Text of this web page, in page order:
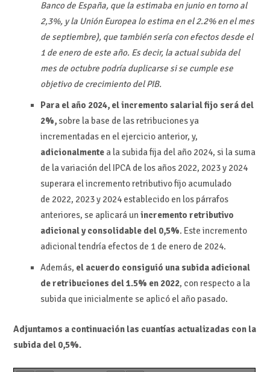
Banco de España, que la estimaba en junio en torno al
2,3%, y la Unión Europea lo estima en el 2.2% en el mes
de septiembre), que también sería con efectos desde el
1 de enero de este año. Es decir, la actual subida del
mes de octubre podría duplicarse si se cumple ese
objetivo de crecimiento del PIB.
Para el año 2024, el incremento salarial fijo será del
2%,sobre la base de las retribuciones ya
incrementadas en el ejercicio anterior, y,
adicionalmentea la subida fija del año 2024, si la suma
de la variación del IPCA de los años 2022, 2023 y 2024
superara el incremento retributivo fijo acumulado
de 2022, 2023 y 2024 establecido en los párrafos
anteriores, se aplicará un incremento retributivo
adicional y consolidable del 0,5%. Este incremento
adicional tendría efectos de 1 de enero de 2024.
Además, el acuerdo consiguió una subida adicional
de retribuciones del 1.5% en 2022, con respecto a la
subida que inicialmente se aplicó el año pasado.
Adjuntamos a continuación las cuantías actualizadas con la
subida del 0,5%.